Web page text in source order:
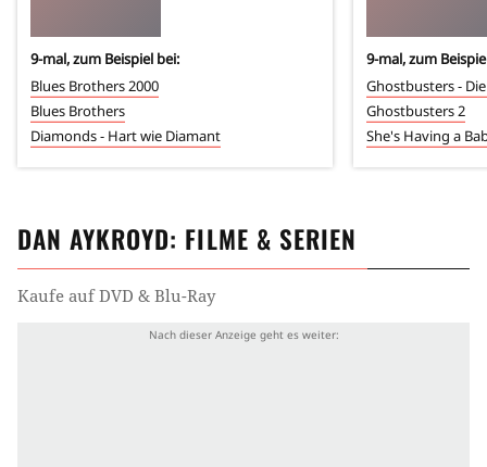
9-mal, zum Beispiel bei:
Blues Brothers 2000
Blues Brothers
Diamonds - Hart wie Diamant
9-mal, zum
Ghostbusters -
Ghostbusters 2
She's Having a
DAN AYKROYD: FILME & SERIEN
Kaufe auf DVD & Blu-Ray